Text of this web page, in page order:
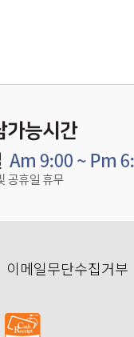
이메일무단수집거부